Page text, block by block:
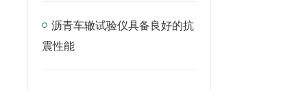
沥青车辙试验仪具备良好的抗
震性能